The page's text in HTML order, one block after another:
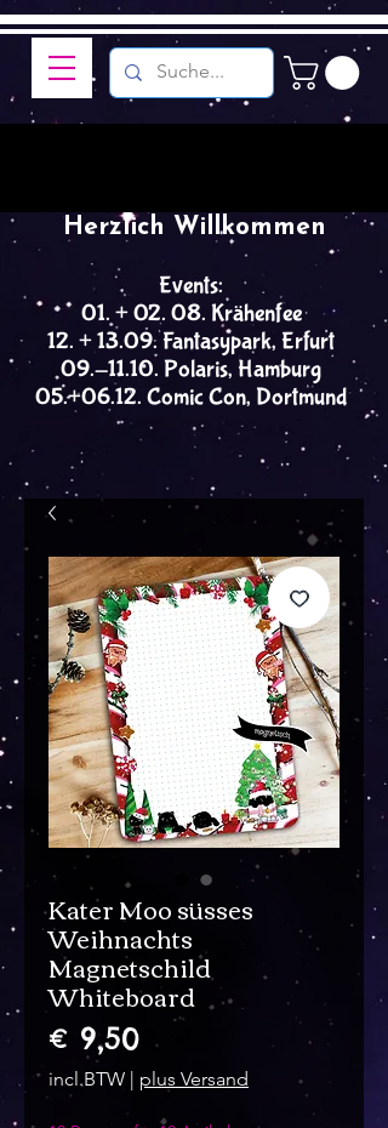
Events:
01. + 02. 08. Krähenfee
12. + 13.09. Fantasypark, Erfurt
09.-11.10. Polaris, Hamburg
05.+06.12. Comic Con, Dortmund
Herzlich Willkommen
Kater Moo süsses
Weihnachts
Magnetschild
Whiteboard
€ 9,50Prijs
incl.BTW | plus Versand